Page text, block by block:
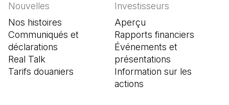
Nouvelles
Nos histoires
Communiqués et
déclarations
Real Talk
Tarifs douaniers
Investisseurs
Aperçu
Rapports financiers
Événements et
présentations
Information sur les
actions